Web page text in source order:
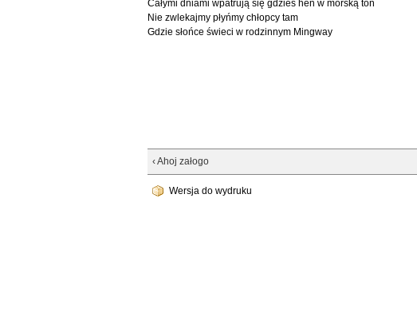
Całymi dniami wpatrują się gdzieś hen w morską toń
Nie zwlekajmy płyńmy chłopcy tam
Gdzie słońce świeci w rodzinnym Mingway
‹ Ahoj załogo
Wersja do wydruku